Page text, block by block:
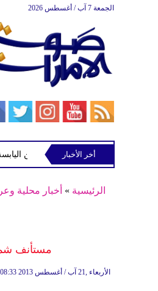
الجمعة 7 آب / أغسطس 2026
الاستوائية "مايماي" تقترب من اليابسة في
أخر الأخبار
الرئيسية » أخبار محلية
مستأنف
08:33 2013 الأربعاء ,21 آب / أغسطس